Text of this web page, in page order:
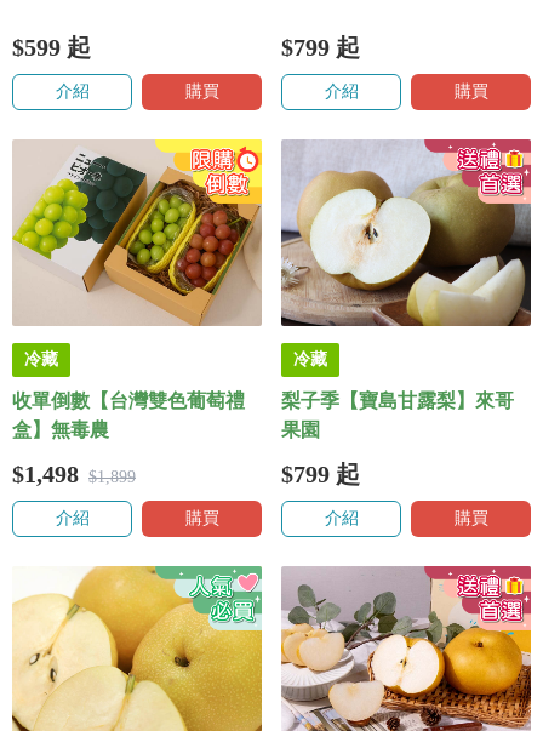
$599 起
介紹 購買
$799 起
介紹 購買
冷藏
收單倒數【台灣雙色葡萄禮
盒】無毒農
$1,498 $1,899
介紹 購買
冷藏
梨子季【寶島甘露梨】來哥
果園
$799 起
介紹 購買